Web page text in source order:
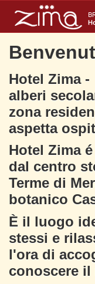
Hotel Zima
alberi
zona
aspetta
Hotel Zima
dal centro
Terme di
botanico
È il luogo
stessi e
l'ora di
conoscere